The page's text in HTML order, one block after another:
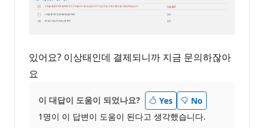
있어요? 이상태인데 결제되니까 지금 문의하잖아
요
이 대답이 도움이 되었나요? Yes
No
1명이 이 답변이 도움이 된다고 생각했습니다.